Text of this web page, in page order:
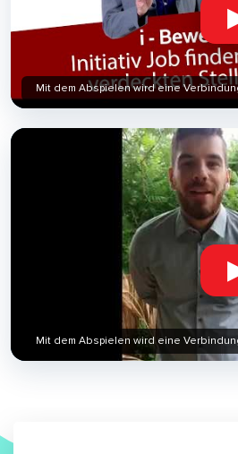
Mit dem Abspielen wird eine
Mit dem Abspielen wird eine